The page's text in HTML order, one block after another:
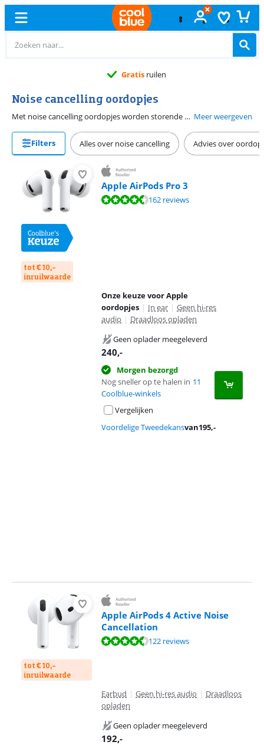
Gratis ruilen
Noise cancelling oordopjes
Met noise cancelling oordopjes worden storende omgevingsgeluiden gedempt. Hierdoor hoor je minder van de omgeving en meer van je muziek. Zo focus jij je beter op waar je mee bezig bent. Noise cancelling oordopjes dempen het geluid om je heen minder goed dan noise cancelling koptelefoons. Wanneer je er zeker van wil zijn dat omgevingsgeluid goed gedempt wordt, kijk dan voor een koptelefoon. De meeste noise cancelling oordopjes beschikken over bluetooth. Hiermee stream je draadloos muziek vanaf een telefoon of tablet. Zo heb je alle bewegingsvrijheid. Meer weergeven
Filters Alles over noise cancelling Advies over
tot € 10,-
inruilwaarde
Apple AirPods Pro 3
Beoordeling is 9,0 van de 10, gebaseerd op 162 reviews.
162 reviews
Onze keuze voor Apple
oordopjes | In ear | Geen hi-res
audio | Draadloos opladen
Geen oplader meegeleverd
240,-
Morgen bezorgd
Nog sneller op te halen in 11
Coolblue-winkels
Vergelijken
Voordelige Tweedekansvan195,-
tot € 10,-
inruilwaarde
Apple AirPods 4 Active Noise
Cancellation
Beoordeling is 8,7 van de 10, gebaseerd op 122 reviews.
122 reviews
Earbud | Geen hi-res audio | Draadloos
opladen
Geen oplader meegeleverd
192,-